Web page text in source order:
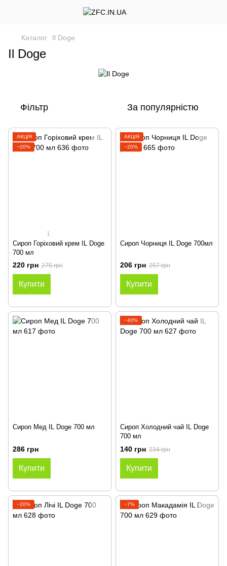
Каталог Il Doge
Il Doge
Фільтр За популярністю
АКЦІЯ
−20%
1
Сироп Горіховий крем IL Doge
700 мл
220 грн 275 грн
Купити
АКЦІЯ
−20%
Сироп Чорниця IL Doge 700мл
206 грн 257 грн
Купити
Сироп Мед IL Doge 700 мл
286 грн
Купити
−40%
Сироп Холодний чай IL Doge
700 мл
140 грн 234 грн
Купити
−20% −7%